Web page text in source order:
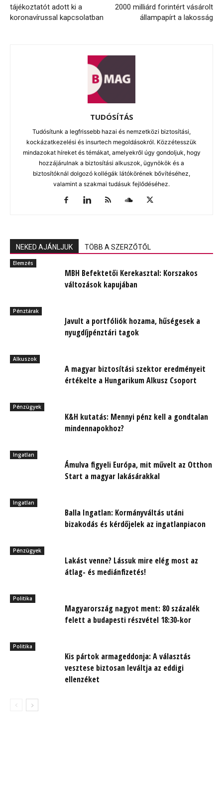
tájékoztatót adott ki a
koronavírussal kapcsolatban
2000 milliárd forintért vásárolt
állampapírt a lakosság
TUDÓSÍTÁS
Tudósítunk a legfrissebb hazai és nemzetközi biztosítási,
kockázatkezelési és insurtech megoldásokról. Közzétesszük
mindazokat híreket és témákat, amelyekről úgy gondoljuk, hogy
hozzájárulnak a biztosítási alkuszok, ügynökök és a
biztosítóknál dolgozó kollégák látókörének bővítéséhez,
valamint a szakmai tudásuk fejlődéséhez.
NEKED AJÁNLJUK TÖBB A SZERZŐTŐL
Elemzés
MBH Befektetői Kerekasztal: Korszakos
változások kapujában
Pénztárak
Javult a portfóliók hozama, hűségesek a
nyugdíjpénztári tagok
Alkuszok
A magyar biztosítási szektor eredményeit
értékelte a Hungarikum Alkusz Csoport
Pénzügyek
K&H kutatás: Mennyi pénz kell a gondtalan
mindennapokhoz?
Ingatlan
Ámulva figyeli Európa, mit művelt az Otthon
Start a magyar lakásárakkal
Ingatlan
Balla Ingatlan: Kormányváltás utáni
bizakodás és kérdőjelek az ingatlanpiacon
Pénzügyek
Lakást venne? Lássuk mire elég most az
átlag- és mediánfizetés!
Politika
Magyarország nagyot ment: 80 százalék
felett a budapesti részvétel 18:30-kor
Politika
Kis pártok armageddonja: A választás
vesztese biztosan leváltja az eddigi
ellenzéket